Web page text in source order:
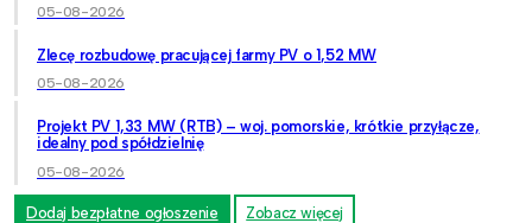
05-08-2026
Zlecę rozbudowę pracującej farmy PV o 1,52 MW
05-08-2026
Projekt PV 1,33 MW (RTB) – woj. pomorskie, krótkie przyłącze,
idealny pod spółdzielnię
05-08-2026
Dodaj bezpłatne ogłoszenie Zobacz więcej